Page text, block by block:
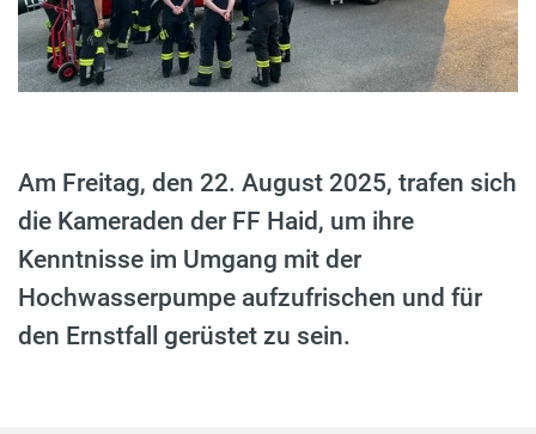
Am Freitag, den 22. August 2025, trafen sich
die Kameraden der FF Haid, um ihre
Kenntnisse im Umgang mit der
Hochwasserpumpe aufzufrischen und für
den Ernstfall gerüstet zu sein.